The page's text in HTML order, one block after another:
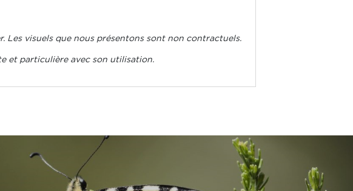
Les visuels que nous présentons sont non contractuels.
et particulière avec son utilisation.